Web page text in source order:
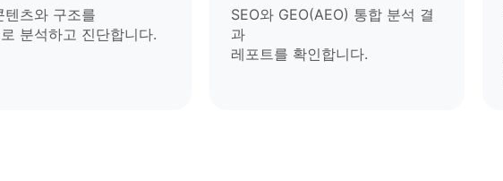
텐츠와 구조를
분석하고 진단합니다.
SEO와 GEO(AEO) 통합 분석 결
과
레포트를 확인합니다.